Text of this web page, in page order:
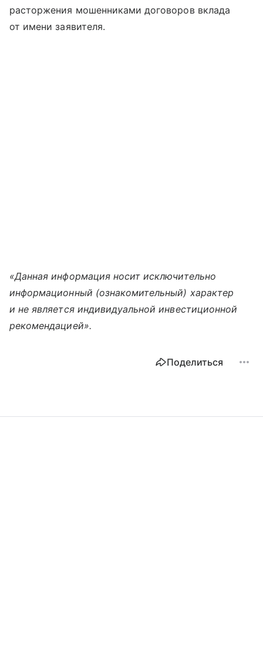
расторжения мошенниками договоров вклада
от имени заявителя.
«Данная информация носит исключительно
информационный (ознакомительный) характер
и не является индивидуальной инвестиционной
рекомендацией».
Поделиться